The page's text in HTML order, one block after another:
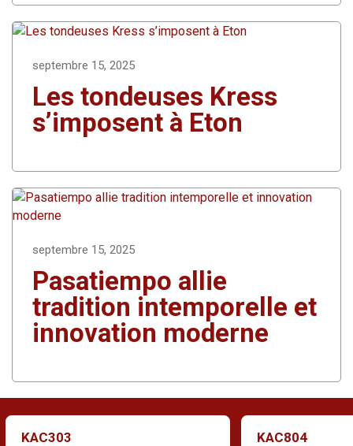
septembre 15, 2025
Les tondeuses Kress
s’imposent à Eton
septembre 15, 2025
Pasatiempo allie
tradition intemporelle et
innovation moderne
KAC303 KAC804